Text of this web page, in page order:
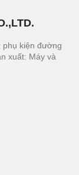
phụ kiện đường
xuất: Máy và